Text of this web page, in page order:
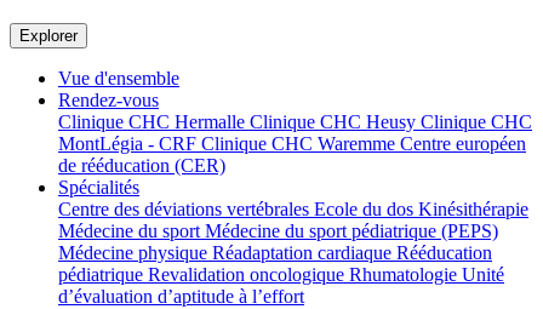
Explorer
Vue d'ensemble
Rendez-vous
Clinique CHC Hermalle Clinique CHC Heusy Clinique CHC
MontLégia - CRF Clinique CHC Waremme Centre européen
de rééducation (CER)
Spécialités
Centre des déviations vertébrales Ecole du dos Kinésithérapie
Médecine du sportMédecine du sport pédiatrique (PEPS)
Médecine physique Réadaptation cardiaque Rééducation
pédiatrique Revalidation oncologique Rhumatologie Unité
d’évaluation d’aptitude à l’effort